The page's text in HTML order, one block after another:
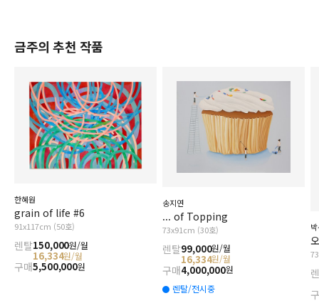
금주의 추천 작품
한혜원
grain of life #6
91x117cm (50호)
렌탈150,000원/월
16,334원/월
구매5,500,000원
송지연
... of Topping
73x91cm (30호)
렌탈99,000원/월
16,334원/월
구매4,000,000원
렌탈/전시중